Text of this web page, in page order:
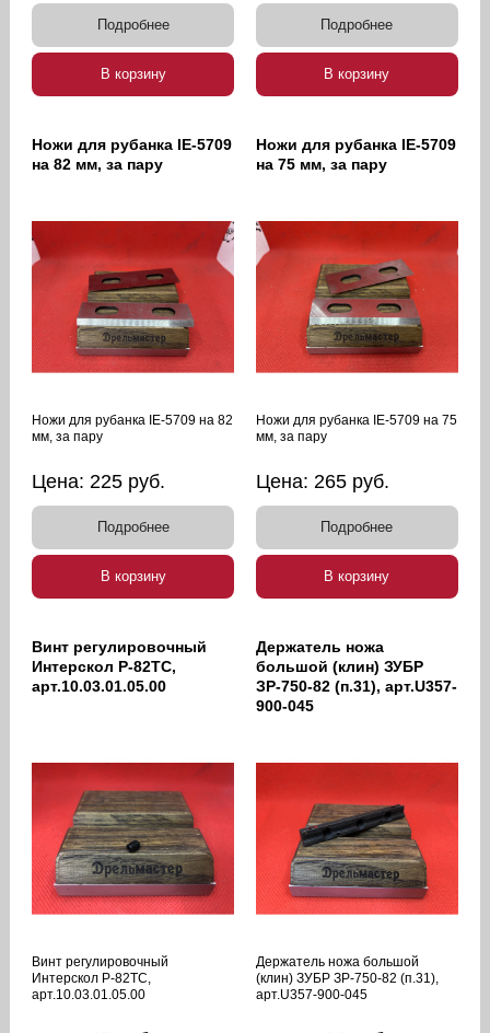
Подробнее
В корзину
Подробнее
В корзину
Ножи для рубанка IE-5709
на 82 мм, за пару
Ножи для рубанка IE-5709 на 82
мм, за пару
Цена:225 руб.
Подробнее
В корзину
Ножи для рубанка IE-5709
на 75 мм, за пару
Ножи для рубанка IE-5709 на 75
мм, за пару
Цена: 265 руб.
Подробнее
В корзину
Винт регулировочный
Интерскол Р-82ТС,
арт.10.03.01.05.00
Винт регулировочный
Интерскол Р-82ТС,
арт.10.03.01.05.00
Держатель ножа
большой (клин) ЗУБР
ЗР-750-82 (п.31), арт.U357-
900-045
Держатель ножа большой
(клин) ЗУБР ЗР-750-82 (п.31),
арт.U357-900-045